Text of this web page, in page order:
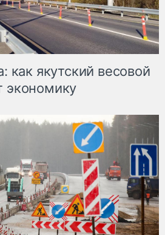
как якутский весовой
экономику